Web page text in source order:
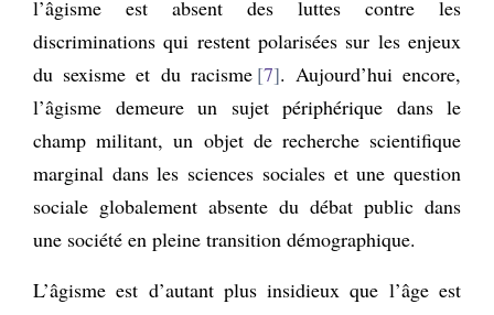
l’âgisme est absent des luttes contre les
discriminations qui restent polarisées sur les enjeux
du sexisme et du racisme 7 . Aujourd’hui encore,
l’âgisme demeure un sujet périphérique dans le
champ militant, un objet de recherche scientifique
marginal dans les sciences sociales et une question
sociale globalement absente du débat public dans
une société en pleine transition démographique.
L’âgisme est d’autant plus insidieux que l’âge est